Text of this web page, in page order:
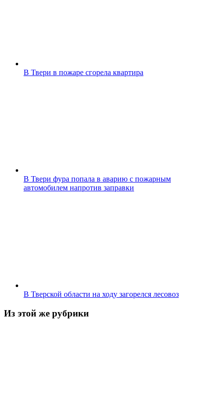
В Твери в пожаре сгорела квартира
В Твери фура попала в аварию с пожарным
автомобилем напротив заправки
В Тверской области на ходу загорелся лесовоз
Из этой же рубрики